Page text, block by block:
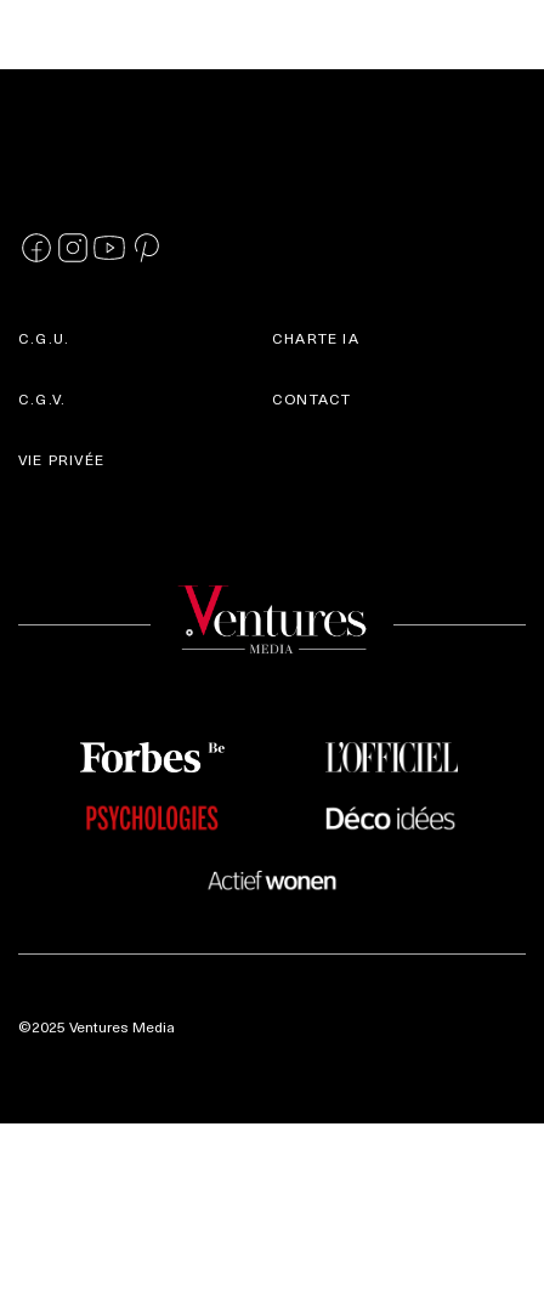
C.G.U.
C.G.V.
CHARTE IA
CONTACT
VIE PRIVÉE
©2025 Ventures Media